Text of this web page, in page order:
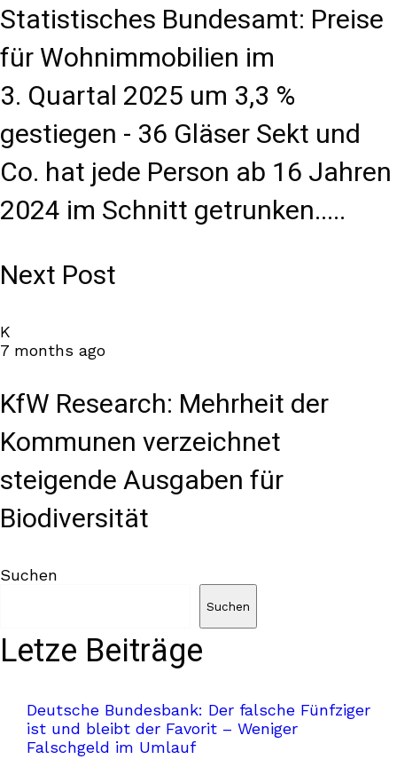
Statistisches Bundesamt: Preise
für Wohnimmobilien im
3. Quartal 2025 um 3,3 %
gestiegen - 36 Gläser Sekt und
Co. hat jede Person ab 16 Jahren
2024 im Schnitt getrunken.....
Next Post
K
7 months ago
KfW Research: Mehrheit der
Kommunen verzeichnet
steigende Ausgaben für
Biodiversität
Suchen
Suchen
Letze Beiträge
Deutsche Bundesbank: Der falsche Fünfziger
ist und bleibt der Favorit – Weniger
Falschgeld im Umlauf